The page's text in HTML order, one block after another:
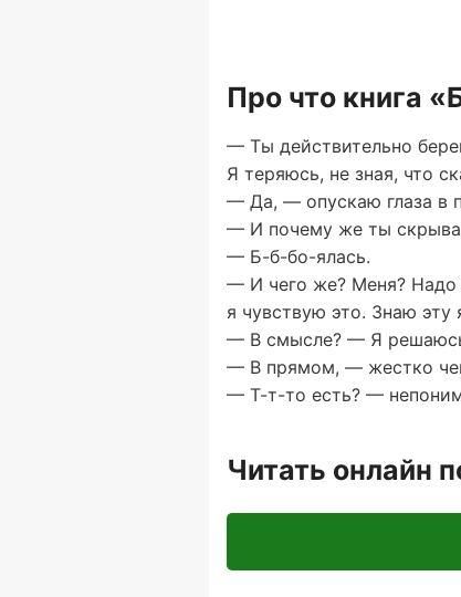
Про что книга
— Ты действительно
Я теряюсь, не зная, что
— Да, — опускаю глаза в
— И почему же ты
— Б-б-бо-ялась.
— И чего же? Меня? Надо
я чувствую это. Знаю эту
— В смысле? — Я решаюсь
— В прямом, — жестко
— Т-т-то есть? —
Читать онлайн